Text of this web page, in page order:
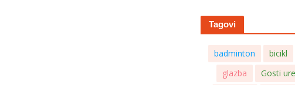
Tagovi
badminton bicikl
glazba
Gosti